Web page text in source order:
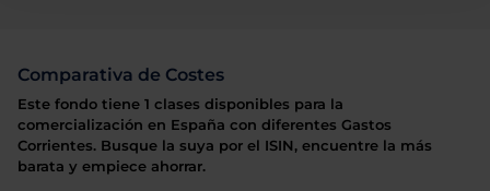
Comparativa de Costes
Este fondo tiene 1 clases disponibles para la
comercialización en España con diferentes Gastos
Corrientes. Busque la suya por el ISIN, encuentre la más
barata y empiece ahorrar.